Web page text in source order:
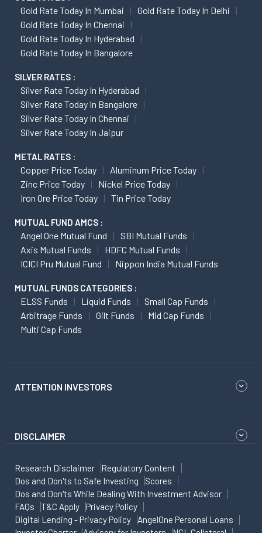
Gold Rate Today In Mumbai
Gold Rate Today In Delhi
Gold Rate Today In Chennai
Gold Rate Today In Hyderabad
Gold Rate Today In Bangalore
SILVER RATES :
Silver Rate Today In Hyderabad
Silver Rate Today In Bangalore
Silver Rate Today In Chennai
Silver Rate Today In Jaipur
METAL RATES :
Copper Price Today
Aluminum Price Today
Zinc Price Today
Nickel Price Today
Iron Ore Price Today
Tin Price Today
MUTUAL FUND AMCS :
Angel One Mutual Fund
SBI Mutual Funds
Axis Mutual Funds
HDFC Mutual Funds
ICICI Pru Mutual Fund
Nippon India Mutual Funds
MUTUAL FUNDS CATEGORIES :
ELSS Funds Liquid Funds
Small Cap Funds
Arbitrage Funds
Gilt Funds
Mid Cap Funds
Multi Cap Funds
ATTENTION INVESTORS
DISCLAIMER
Research Disclaimer
Regulatory Content
Dos and Don'ts to Safe Investing
Scores
Dos and Don'ts While Dealing With Investment Advisor
FAQs
T&C Apply
Privacy Policy
Digital Lending - Privacy Policy
AngelOne Personal Loans